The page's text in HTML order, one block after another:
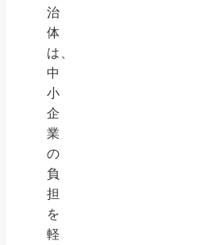
治
体
は、
中
小
企
業
の
負
担
を
軽